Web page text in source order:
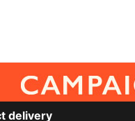
delivery